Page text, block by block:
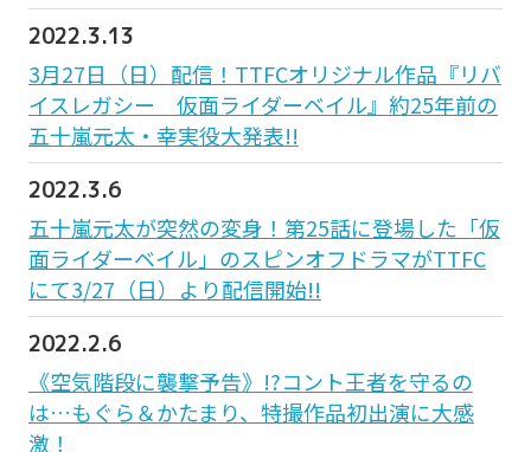
2022.3.13
3月27日（日）配信！TTFCオリジナル作品『リバ
イスレガシー 仮面ライダーベイル』約25年前の
五十嵐元太・幸実役大発表!!
2022.3.6
五十嵐元太が突然の変身！第25話に登場した「仮
面ライダーベイル」のスピンオフドラマがTTFC
にて3/27（日）より配信開始!!
2022.2.6
《空気階段に襲撃予告》!?コント王者を守るの
は…もぐら＆かたまり、特撮作品初出演に大感
激！